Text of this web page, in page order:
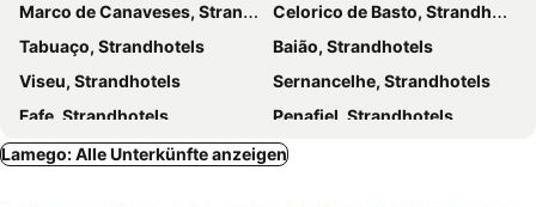
Marco de Canaveses, Strandhotels
Celorico de Basto, Strandhotels
Tabuaço, Strandhotels
Baião, Strandhotels
Viseu, Strandhotels
Sernancelhe, Strandhotels
Fafe, Strandhotels
Penafiel, Strandhotels
Lamego: Alle Unterkünfte anzeigen